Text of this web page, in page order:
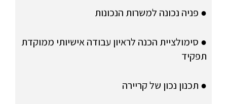
● פניה נכונה למשרות הנכונות
● סימולציית הכנה לראיון עבודה אישיותי ממוקדת
תפקיד
● תכנון נכון של קריירה